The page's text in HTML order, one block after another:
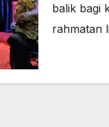
balik bagi
rahmatan